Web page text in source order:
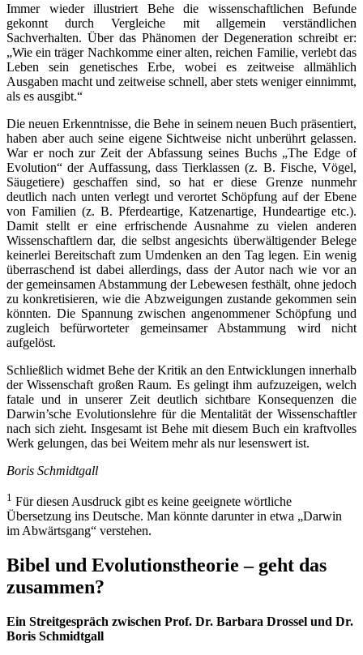
Immer wieder illustriert Behe die wissenschaftlichen Befunde
gekonnt durch Vergleiche mit allgemein verständlichen
Sachverhalten. Über das Phänomen der Degeneration schreibt er:
„Wie ein träger Nachkomme einer alten, reichen Familie, verlebt das
Leben sein genetisches Erbe, wobei es zeitweise allmählich
Ausgaben macht und zeitweise schnell, aber stets weniger einnimmt,
als es ausgibt.“
Die neuen Erkenntnisse, die Behe in seinem neuen Buch präsentiert,
haben aber auch seine eigene Sichtweise nicht unberührt gelassen.
War er noch zur Zeit der Abfassung seines Buchs „The Edge of
Evolution“ der Auffassung, dass Tierklassen (z. B. Fische, Vögel,
Säugetiere) geschaffen sind, so hat er diese Grenze nunmehr
deutlich nach unten verlegt und verortet Schöpfung auf der Ebene
von Familien (z. B. Pferdeartige, Katzenartige, Hundeartige etc.).
Damit stellt er eine erfrischende Ausnahme zu vielen anderen
Wissenschaftlern dar, die selbst angesichts überwältigender Belege
keinerlei Bereitschaft zum Umdenken an den Tag legen. Ein wenig
überraschend ist dabei allerdings, dass der Autor nach wie vor an
der gemeinsamen Abstammung der Lebewesen festhält, ohne jedoch
zu konkretisieren, wie die Abzweigungen zustande gekommen sein
könnten. Die Spannung zwischen angenommener Schöpfung und
zugleich befürworteter gemeinsamer Abstammung wird nicht
aufgelöst.
Schließlich widmet Behe der Kritik an den Entwicklungen innerhalb
der Wissenschaft großen Raum. Es gelingt ihm aufzuzeigen, welch
fatale und in unserer Zeit deutlich sichtbare Konsequenzen die
Darwin’sche Evolutionslehre für die Mentalität der Wissenschaftler
nach sich zieht. Insgesamt ist Behe mit diesem Buch ein kraftvolles
Werk gelungen, das bei Weitem mehr als nur lesenswert ist.
Boris Schmidtgall
1 Für diesen Ausdruck gibt es keine geeignete wörtliche
Übersetzung ins Deutsche. Man könnte darunter in etwa „Darwin
im Abwärtsgang“ verstehen.
Bibel und Evolutionstheorie – geht das
zusammen?
Ein Streitgespräch zwischen Prof. Dr. Barbara Drossel und Dr.
Boris Schmidtgall